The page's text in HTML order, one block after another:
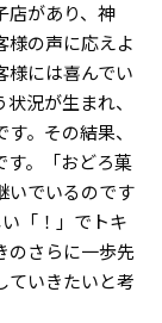
店があり、神
様の声に応えよ
様には喜んでい
況が生まれ、
。その結果、
す。「おどろ菓
いでいるのです
「！」でトキ
のさらに一歩先
ていきたいと考